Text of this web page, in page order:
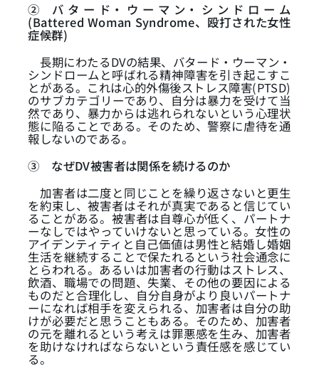
②
バ タ ー ド・ ウ ー マ ン・ シ ン ド ロ ー ム
(Battered Woman Syndrome、殴打された女性
症候群)
長期にわたるDVの結果、バタード・ウーマン・
シンドロームと呼ばれる精神障害を引き起こすこ
とがある。これは心的外傷後ストレス障害(PTSD)
のサブカテゴリーであり、自分は暴力を受けて当
然であり、暴力からは逃れられないという心理状
態に陥ることである。そのため、警察に虐待を通
報しないのである。
③
なぜDV被害者は関係を続けるのか
加害者は二度と同じことを繰り返さないと更生
を約束し、被害者はそれが真実であると信じてい
ることがある。被害者は自尊心が低く、パートナ
ーなしではやっていけないと思っている。女性の
アイデンティティと自己価値は男性と結婚し婚姻
生活を継続することで保たれるという社会通念に
とらわれる。あるいは加害者の行動はストレス、
飲酒、職場での問題、失業、その他の要因による
ものだと合理化し、自分自身がより良いパートナ
ーになれば相手を変えられる、加害者は自分の助
けが必要だと思うこともある。そのため、加害者
の元を離れるという考えは罪悪感を生み、加害者
を助けなければならないという責任感を感じてい
る。